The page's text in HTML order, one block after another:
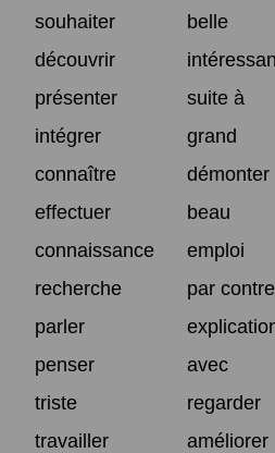
souhaiter
belle
découvrir
présenter
suite à
intégrer
grand
connaître
démonter
effectuer
beau
connaissance
emploi
recherche
par contre
parler
penser
avec
triste
regarder
travailler
améliorer